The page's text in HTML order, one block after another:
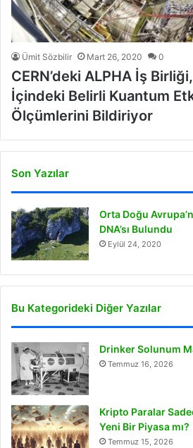
Ümit Sözbilir Mart 26, 2020 0
CERN’deki ALPHA İş
İçindeki Belirli Kuantum
Ölçümlerini Bildiriyor
Son Yazılar
Orta Doğu
DNA’sı Bulundu
Eylül 24, 2020
Bu Kategorideki Diğer Yazılar
Drinker Solunum
Temmuz 16, 2026
Kripto Paralar
Yeni Bir Piyasa mı?
Temmuz 15, 2026